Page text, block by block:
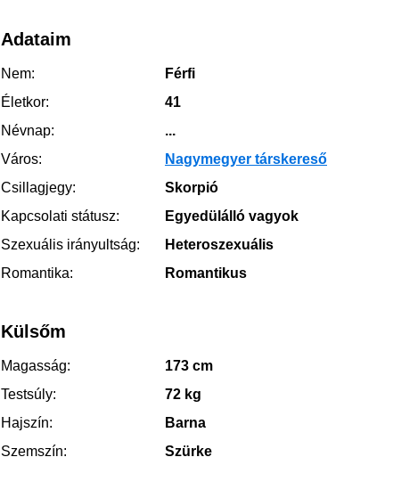
Adataim
Nem:
Férfi
Életkor:
41
Névnap:
...
Város:
Nagymegyer társkereső
Csillagjegy:
Skorpió
Kapcsolati státusz:
Egyedülálló vagyok
Szexuális irányultság:
Heteroszexuális
Romantika:
Romantikus
Külsőm
Magasság:
173 cm
Testsúly:
72 kg
Hajszín:
Barna
Szemszín:
Szürke